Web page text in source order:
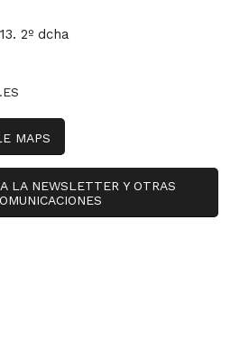
2º dcha
MAPS
LA NEWSLETTER Y OTRAS